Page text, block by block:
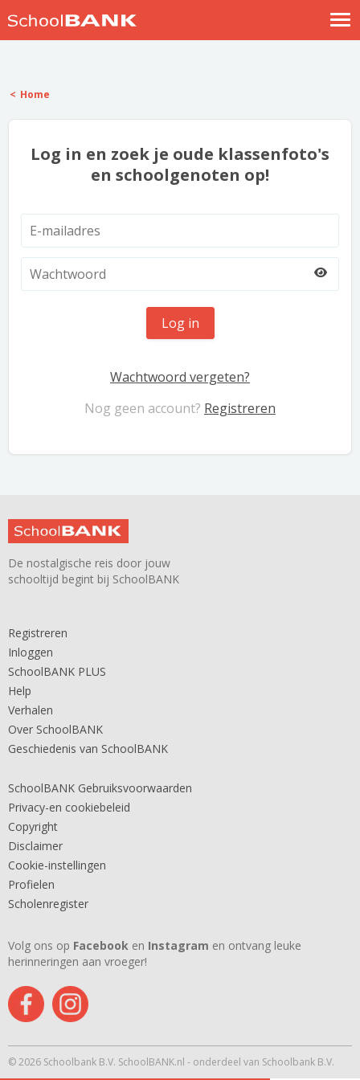
Help
Home
Log in en zoek je oude klassenfoto's
en schoolgenoten op!
Log in
Wachtwoord vergeten?
Nog geen account? Registreren
De nostalgische reis door jouw
schooltijd begint bij SchoolBANK
Registreren
Inloggen
SchoolBANK PLUS
Help
Verhalen
Over SchoolBANK
Geschiedenis van SchoolBANK
SchoolBANK Gebruiksvoorwaarden
Privacy-en cookiebeleid
Copyright
Disclaimer
Cookie-instellingen
Profielen
Scholenregister
Volg ons op Facebook en Instagram en ontvang leuke
herinneringen aan vroeger!
© 2026 Schoolbank B.V. SchoolBANK.nl - onderdeel van Schoolbank B.V.